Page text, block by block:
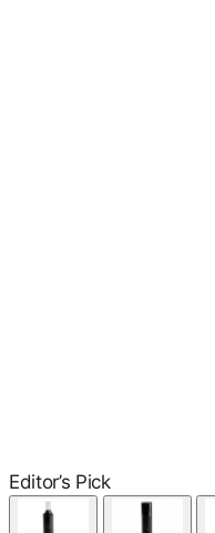
Editor’s Pick